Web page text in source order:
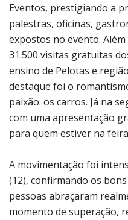
Eventos, prestigiando a
palestras, oficinas,
expostos no evento.
31.500 visitas gratuitas
ensino de Pelotas e
destaque foi o
paixão: os carros. Já na
com uma apresentação
para quem estiver na
A movimentação foi
(12), confirmando os
pessoas abraçaram
momento de superação,